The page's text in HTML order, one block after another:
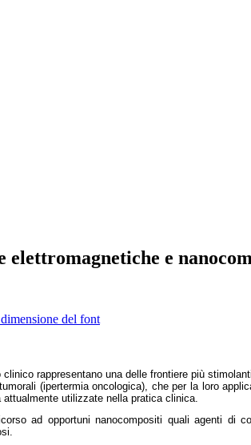
e
del font
clinico rappresentano una delle frontiere più
(ipertermia oncologica), che per la loro
utilizzate nella pratica clinica.
ad opportuni nanocompositi quali agenti di